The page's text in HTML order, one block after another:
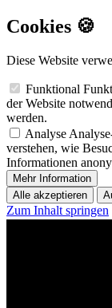
Cookies 🍪
Diese Website
Funktional
der Website
werden.
Analyse
verstehen, wie
Informationen
Mehr Information
Alle akzeptieren
Zum Inhalt springen